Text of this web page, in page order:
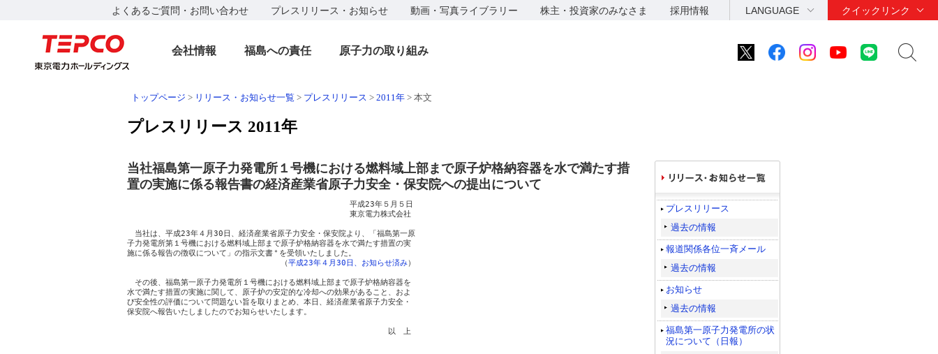
よくあるご質問・お問い合わせ プレスリリース・お知らせ 動画・写真ライブラリー 株主・投資家のみなさま 採用情報 LANGUAGE クイックリンク
会社情報 福島への責任 原子力の取り組み
トップページ > リリース・お知らせ一覧 > プレスリリース > 2011年 > 本文
プレスリリース 2011年
当社福島第一原子力発電所１号機における燃料域上部まで原子炉格納容器を水で満たす措
置の実施に係る報告書の経済産業省原子力安全・保安院への提出について
平成23年５月５日
東京電力株式会社
当社は、平成23年４月30日、経済産業省原子力安全・保安院より、「福島第一原
子力発電所第１号機における燃料域上部まで原子炉格納容器を水で満たす措置の実
施に係る報告の徴収について」の指示文書 ＊ を受領いたしました。
（平成23年４月30日、お知らせ済み）
その後、福島第一原子力発電所１号機における燃料域上部まで原子炉格納容器を
水で満たす措置の実施に関して、原子炉の安定的な冷却への効果があること、およ
び安全性の評価について問題ない旨を取りまとめ、本日、経済産業省原子力安全・
保安院へ報告いたしましたのでお知らせいたします。
以　上
プレスリリース
過去の情報
報道関係各位一斉メール
過去の情報
お知らせ
過去の情報
福島第一原子力発電所の状
況について（日報）